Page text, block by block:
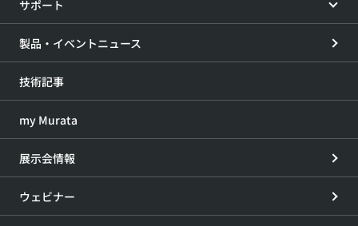
サポート
製品・イベントニュース
技術記事
my Murata
展示会情報
ウェビナー